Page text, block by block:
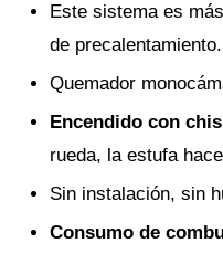
Este sistema es
de precalentamiento.
Quemador
Encendido con
rueda, la estufa
Sin instalación, sin
Consumo de